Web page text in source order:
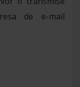
de e-mail